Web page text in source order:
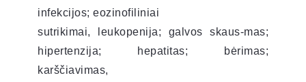
infekcijos; eozinofiliniai
sutrikimai, leukopenija; galvos skaus-mas;
hipertenzija; hepatitas; bėrimas;
karščiavimas,